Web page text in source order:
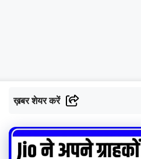
ख़बर शेयर करें